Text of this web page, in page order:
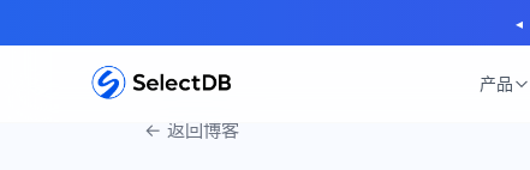
◂
产品
← 返回博客